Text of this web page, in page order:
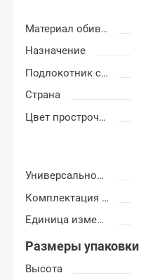
Материал обивки подлокотника
Назначение
Подлокотник с бардачком
Страна
Цвет прострочки
Универсальность подлокотника
Комплектация подлокотника
Единица измерения
Размеры упаковки
Высота